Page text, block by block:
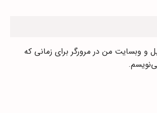
و وبسایت من در مرورگر برای زمانی که